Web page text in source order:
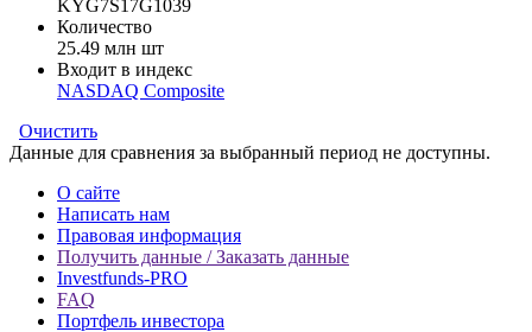
KYG7S17G1039
Количество
25.49 млн шт
Входит в индекс
NASDAQ Composite
Очистить
Данные для сравнения за выбранный период не доступны.
О сайте
Написать нам
Правовая информация
Получить данные / Заказать данные
Investfunds-PRO
FAQ
Портфель инвестора